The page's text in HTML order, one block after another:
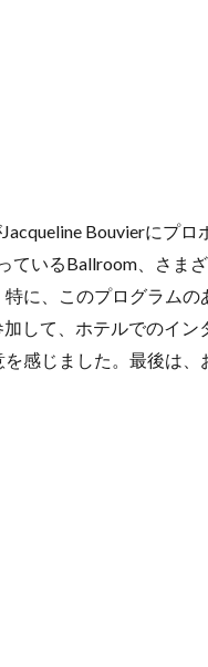
Bouvierにプロ
ているBallroom、さまざ
に、このプログラムの
して、ホテルでのイン
感じました。最後は、